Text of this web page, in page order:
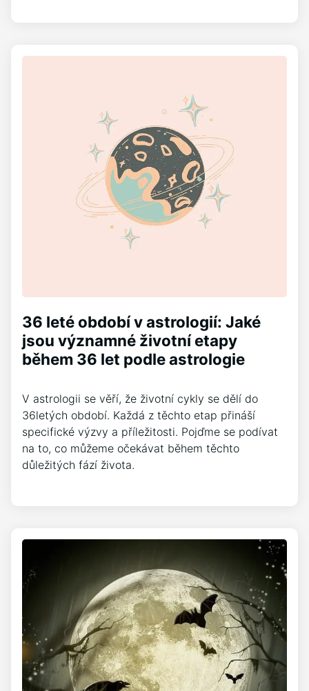
36 leté období v astrologií: Jaké
jsou významné životní etapy
během 36 let podle astrologie
V astrologii se věří, že životní cykly se dělí do
36letých období. Každá z těchto etap přináší
specifické výzvy a příležitosti. Pojďme se podívat
na to, co můžeme očekávat během těchto
důležitých fází života.